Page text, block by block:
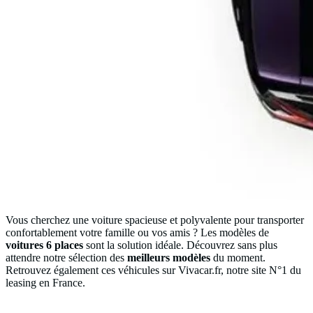
Vous cherchez une voiture spacieuse et polyvalente pour transporter
confortablement votre famille ou vos amis ? Les modèles de
voitures 6 places sont la solution idéale. Découvrez sans plus
attendre notre sélection des meilleurs modèles du moment.
Retrouvez également ces véhicules sur Vivacar.fr, notre site N°1 du
leasing en France.